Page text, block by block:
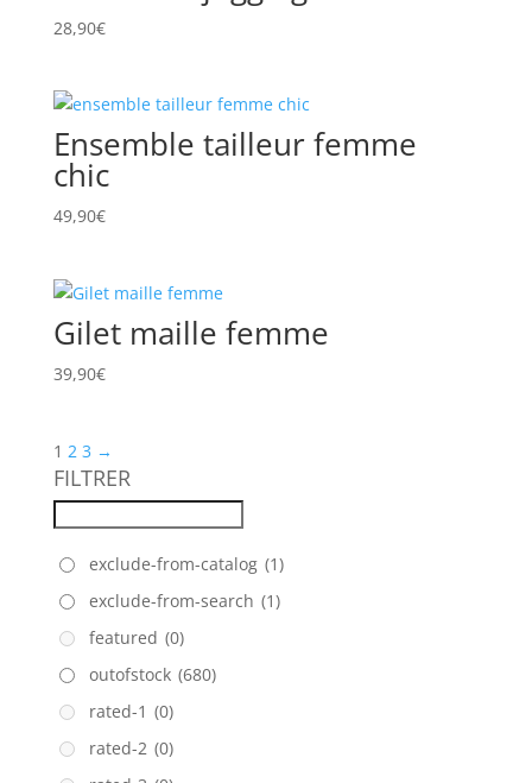
28,90€
Ensemble tailleur femme
chic
49,90€
Gilet maille femme
39,90€
1 2 3 →
FILTRER
exclude-from-catalog (1)
exclude-from-search (1)
featured (0)
outofstock (680)
rated-1 (0)
rated-2 (0)